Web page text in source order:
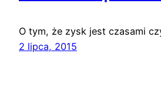
O tym, że zysk jest czasami
2 lipca, 2015